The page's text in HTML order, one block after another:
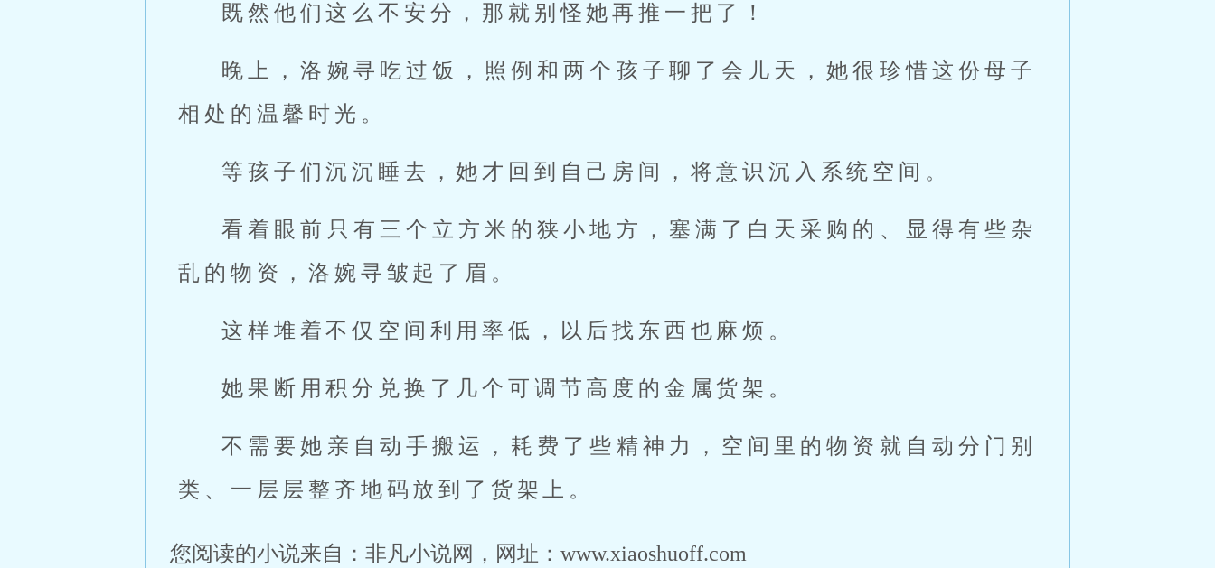
既然他们这么不安分，那就别怪她再推一把了！
晚上，洛婉寻吃过饭，照例和两个孩子聊了会儿天，她很珍惜这份母子
相处的温馨时光。
等孩子们沉沉睡去，她才回到自己房间，将意识沉入系统空间。
看着眼前只有三个立方米的狭小地方，塞满了白天采购的、显得有些杂
乱的物资，洛婉寻皱起了眉。
这样堆着不仅空间利用率低，以后找东西也麻烦。
她果断用积分兑换了几个可调节高度的金属货架。
不需要她亲自动手搬运，耗费了些精神力，空间里的物资就自动分门别
类、一层层整齐地码放到了货架上。
您阅读的小说来自：非凡小说网，网址：www.xiaoshuoff.com